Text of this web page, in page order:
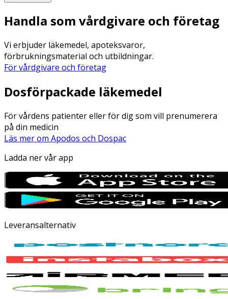
Handla som vårdgivare och företag
Vi erbjuder läkemedel, apoteksvaror,
förbrukningsmaterial och utbildningar.
För vårdgivare och företag
Dosförpackade läkemedel
För vårdens patienter eller för dig som vill prenumerera
på din medicin
Läs mer om Apodos och Dospac
Ladda ner vår app
Leveransalternativ